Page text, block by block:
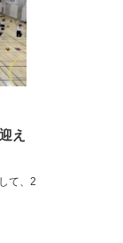
え
て、2